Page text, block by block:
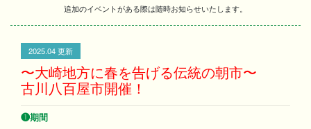
追加のイベントがある際は随時お知らせいたします。
2025.04 更新
〜大崎地方に春を告げる伝統の朝市〜
古川八百屋市開催！
❶期間